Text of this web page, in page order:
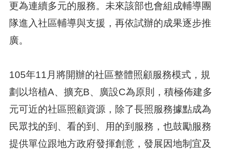
更為連續多元的服務。未來該部也會組成輔導團
隊進入社區輔導與支援，再依試辦的成果逐步推
廣。
105年11月將開辦的社區整體照顧服務模式，規
劃以培植A、擴充B、廣設C為原則，積極佈建多
元可近的社區照顧資源，除了長照服務據點成為
民眾找的到、看的到、用的到服務，也鼓勵服務
提供單位跟地方政府發揮創意，發展因地制宜及